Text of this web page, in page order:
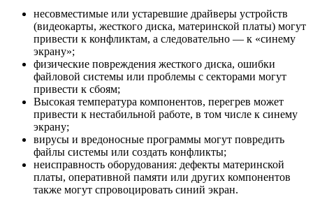
несовместимые или устаревшие драйверы устройств
(видеокарты, жесткого диска, материнской платы) могут
привести к конфликтам, а следовательно — к «синему
экрану»;
физические повреждения жесткого диска, ошибки
файловой системы или проблемы с секторами могут
привести к сбоям;
Высокая температура компонентов, перегрев может
привести к нестабильной работе, в том числе к синему
экрану;
вирусы и вредоносные программы могут повредить
файлы системы или создать конфликты;
неисправность оборудования: дефекты материнской
платы, оперативной памяти или других компонентов
также могут спровоцировать синий экран.